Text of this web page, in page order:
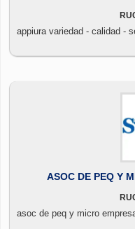
appiura variedad - calidad -
ASOC DE PEQ Y
asoc de peq y micro